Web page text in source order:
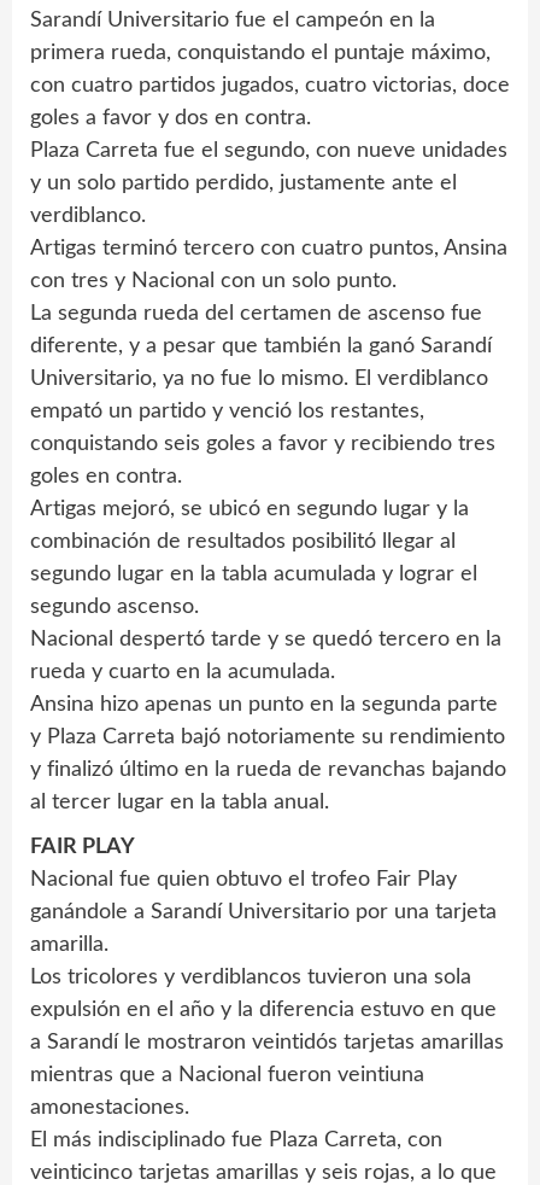
Sarandí Universitario fue el campeón en la
primera rueda, conquistando el puntaje máximo,
con cuatro partidos jugados, cuatro victorias, doce
goles a favor y dos en contra.
Plaza Carreta fue el segundo, con nueve unidades
y un solo partido perdido, justamente ante el
verdiblanco.
Artigas terminó tercero con cuatro puntos, Ansina
con tres y Nacional con un solo punto.
La segunda rueda del certamen de ascenso fue
diferente, y a pesar que también la ganó Sarandí
Universitario, ya no fue lo mismo. El verdiblanco
empató un partido y venció los restantes,
conquistando seis goles a favor y recibiendo tres
goles en contra.
Artigas mejoró, se ubicó en segundo lugar y la
combinación de resultados posibilitó llegar al
segundo lugar en la tabla acumulada y lograr el
segundo ascenso.
Nacional despertó tarde y se quedó tercero en la
rueda y cuarto en la acumulada.
Ansina hizo apenas un punto en la segunda parte
y Plaza Carreta bajó notoriamente su rendimiento
y finalizó último en la rueda de revanchas bajando
al tercer lugar en la tabla anual.
FAIR PLAY
Nacional fue quien obtuvo el trofeo Fair Play
ganándole a Sarandí Universitario por una tarjeta
amarilla.
Los tricolores y verdiblancos tuvieron una sola
expulsión en el año y la diferencia estuvo en que
a Sarandí le mostraron veintidós tarjetas amarillas
mientras que a Nacional fueron veintiuna
amonestaciones.
El más indisciplinado fue Plaza Carreta, con
veinticinco tarjetas amarillas y seis rojas, a lo que